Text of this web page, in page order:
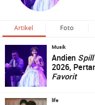
Artikel Foto
Musik
Andien Spill
2026,
Favorit
life